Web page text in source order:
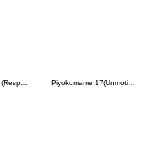
Piyokomame 17(Unmotivated)